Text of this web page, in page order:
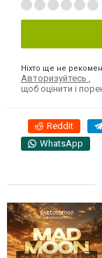
Ніхто ще не
Авторизуйтесь
щоб оцінити і
Reddit
WhatsApp